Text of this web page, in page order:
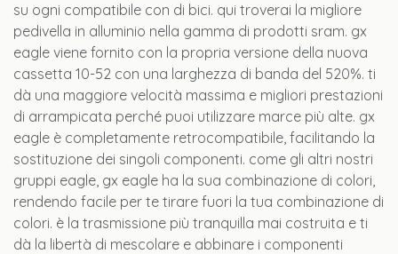
su ogni compatibile con di bici. qui troverai la migliore
pedivella in alluminio nella gamma di prodotti sram. gx
eagle viene fornito con la propria versione della nuova
cassetta 10-52 con una larghezza di banda del 520%. ti
dà una maggiore velocità massima e migliori prestazioni
di arrampicata perché puoi utilizzare marce più alte. gx
eagle è completamente retrocompatibile, facilitando la
sostituzione dei singoli componenti. come gli altri nostri
gruppi eagle, gx eagle ha la sua combinazione di colori,
rendendo facile per te tirare fuori la tua combinazione di
colori. è la trasmissione più tranquilla mai costruita e ti
dà la libertà di mescolare e abbinare i componenti